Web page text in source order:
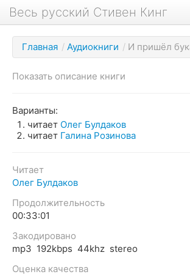
Весь русский Стивен Кинг
Книги
Фильмы
Аудиокниги
Новости Кинга
О проекте
Главная / Аудиокниги / И пришёл
Показать описание книги
Варианты:
читает Олег Булдаков
читает Галина Розинова
Читает
Олег Булдаков
Продолжительность
00:33:01
Закодировано
mp3 192kbps 44khz stereo
Оценка качества